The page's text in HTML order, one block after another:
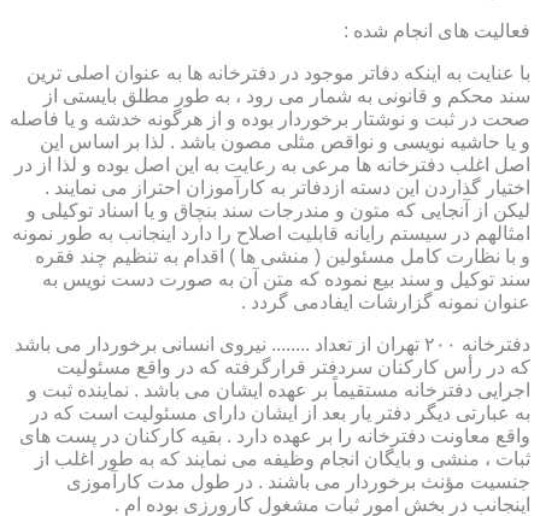
فعالیت های انجام شده :
با عنایت به اینکه دفاتر موجود در دفترخانه ها به عنوان اصلی ترین
سند محکم و قانونی به شمار می رود ، به طور مطلق بایستی از
صحت در ثبت و نوشتار برخوردار بوده و از هرگونه خدشه و یا فاصله
و یا حاشیه نویسی و نواقص مثلی مصون باشد . لذا بر اساس این
اصل اغلب دفترخانه ها مرعی به رعایت به این اصل بوده و لذا از در
اختیار گذاردن این دسته ازدفاتر به کارآموزان احتراز می نمایند .
لیکن از آنجایی که متون و مندرجات سند بنچاق و یا اسناد توکیلی و
امثالهم در سیستم رایانه قابلیت اصلاح را دارد اینجانب به طور نمونه
و با نظارت کامل مسئولین ( منشی ها ) اقدام به تنظیم چند فقره
سند توکیل و سند بیع نموده که متن آن به صورت دست نویس به
عنوان نمونه گزارشات ایفادمی گردد .
دفترخانه ۲۰۰ تهران از تعداد ........ نیروی انسانی برخوردار می باشد
که در رأس کارکنان سردفتر قرارگرفته که در واقع مسئولیت
اجرایی دفترخانه مستقیماً بر عهده ایشان می باشد . نماینده ثبت و
به عبارتی دیگر دفتر یار بعد از ایشان دارای مسئولیت است که در
واقع معاونت دفترخانه را بر عهده دارد . بقیه کارکنان در پست های
ثبات ، منشی و بایگان انجام وظیفه می نمایند که به طور اغلب از
جنسیت مؤنث برخوردار می باشند . در طول مدت کارآموزی
اینجانب در بخش امور ثبات مشغول کارورزی بوده ام .